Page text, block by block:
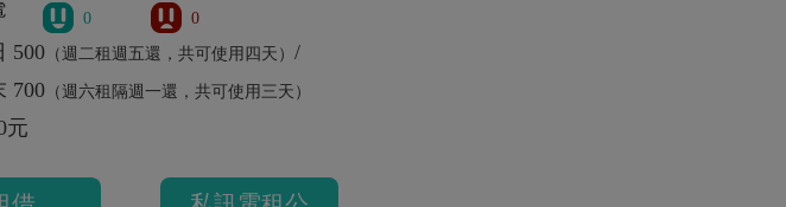
0 0
500（週二租週五還，共可使用四天） /
700（週六租隔週一還，共可使用三天）
元